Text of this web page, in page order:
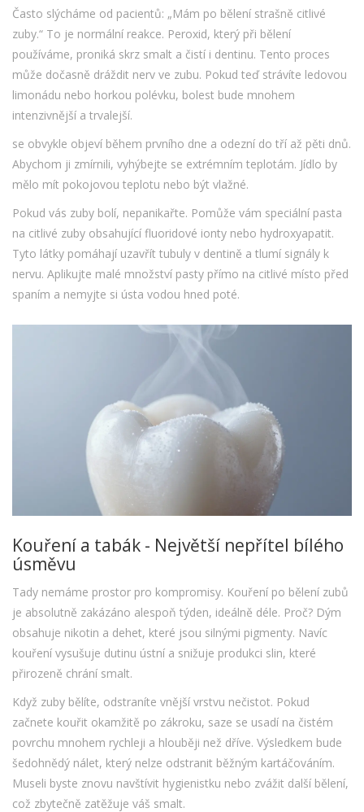
Často slýcháme od pacientů: „Mám po bělení strašně citlivé
zuby.“ To je normální reakce. Peroxid, který při bělení
používáme, proniká skrz smalt a čistí i dentinu. Tento proces
může dočasně dráždit nerv ve zubu. Pokud teď strávíte ledovou
limonádu nebo horkou polévku, bolest bude mnohem
intenzivnější a trvalejší.
se obvykle objeví během prvního dne a odezní do tří až pěti dnů.
Abychom ji zmírnili, vyhýbejte se extrémním teplotám. Jídlo by
mělo mít pokojovou teplotu nebo být vlažné.
Pokud vás zuby bolí, nepanikařte. Pomůže vám speciální pasta
na citlivé zuby obsahující fluoridové ionty nebo hydroxyapatit.
Tyto látky pomáhají uzavřít tubuly v dentině a tlumí signály k
nervu. Aplikujte malé množství pasty přímo na citlivé místo před
spaním a nemyjte si ústa vodou hned poté.
Kouření a tabák - Největší nepřítel bílého
úsměvu
Tady nemáme prostor pro kompromisy. Kouření po bělení zubů
je absolutně zakázáno alespoň týden, ideálně déle. Proč? Dým
obsahuje nikotin a dehet, které jsou silnými pigmenty. Navíc
kouření vysušuje dutinu ústní a snižuje produkci slin, které
přirozeně chrání smalt.
Když zuby bělíte, odstraníte vnější vrstvu nečistot. Pokud
začnete kouřit okamžitě po zákroku, saze se usadí na čistém
povrchu mnohem rychleji a hlouběji než dříve. Výsledkem bude
šedohnědý nálet, který nelze odstranit běžným kartáčováním.
Museli byste znovu navštívit hygienistku nebo zvážit další bělení,
což zbytečně zatěžuje váš smalt.